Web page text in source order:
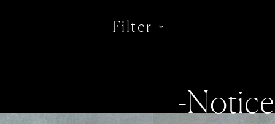
Filter
-Notice